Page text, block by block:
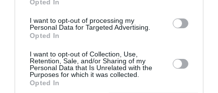
Opted In
I want to opt-out of processing my
Personal Data for Targeted Advertising.
Opted In
I want to opt-out of Collection, Use,
Retention, Sale, and/or Sharing of my
Personal Data that Is Unrelated with the
Purposes for which it was collected.
Opted In
strider_ona commenté l'article :
Fiabilité du COMAC C919 : des anomalies signalées
dans un document attribué à China Southern Airlines
CecildeMille a commenté l'article :
Après Emirates, Lufthansa remet en cause la réception
de Boeing 777-9 déjà construits